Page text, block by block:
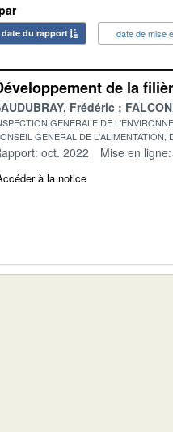
date du rapport date de mise
de la
Frédéric
GENERALE DE
GENERAL DE L'ALIMENTATION,
oct. 2022 Mise en
à la notice